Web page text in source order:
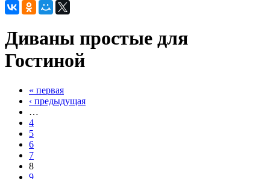
Диваны простые для
Гостиной
« первая
‹ предыдущая
…
4
5
6
7
8
9